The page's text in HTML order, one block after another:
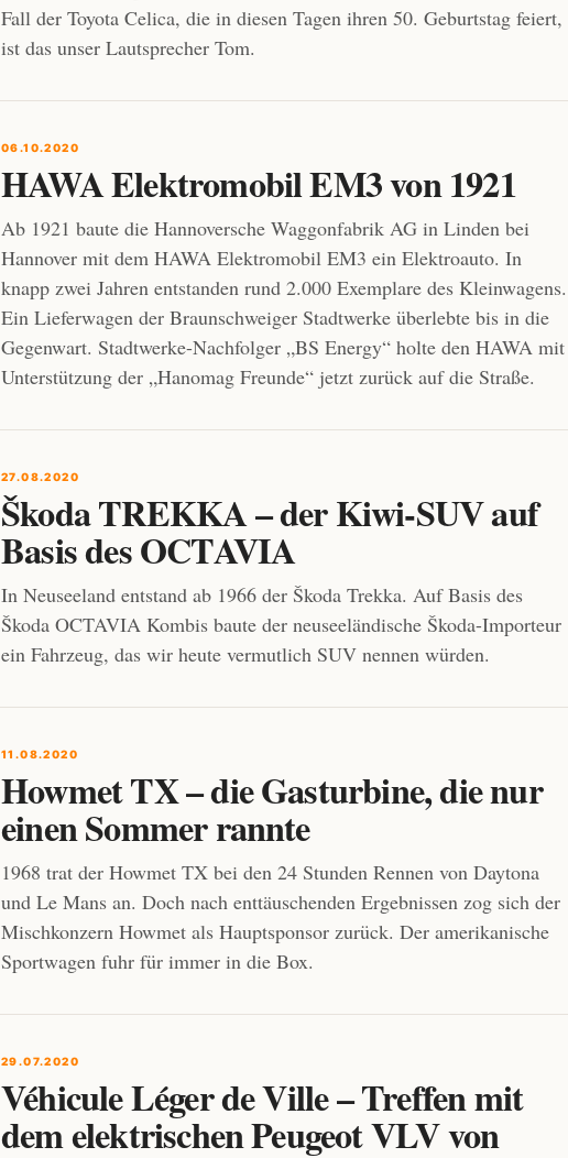
Fall der Toyota Celica, die in diesen Tagen ihren 50. Geburtstag feiert,
ist das unser Lautsprecher Tom.
06.10.2020
HAWA Elektromobil EM3 von 1921
Ab 1921 baute die Hannoversche Waggonfabrik AG in Linden bei
Hannover mit dem HAWA Elektromobil EM3 ein Elektroauto. In
knapp zwei Jahren entstanden rund 2.000 Exemplare des Kleinwagens.
Ein Lieferwagen der Braunschweiger Stadtwerke überlebte bis in die
Gegenwart. Stadtwerke-Nachfolger „BS Energy“ holte den HAWA mit
Unterstützung der „Hanomag Freunde“ jetzt zurück auf die Straße.
27.08.2020
Škoda TREKKA – der Kiwi-SUV auf
Basis des OCTAVIA
In Neuseeland entstand ab 1966 der Škoda Trekka. Auf Basis des
Škoda OCTAVIA Kombis baute der neuseeländische Škoda-Importeur
ein Fahrzeug, das wir heute vermutlich SUV nennen würden.
11.08.2020
Howmet TX – die Gasturbine, die nur
einen Sommer rannte
1968 trat der Howmet TX bei den 24 Stunden Rennen von Daytona
und Le Mans an. Doch nach enttäuschenden Ergebnissen zog sich der
Mischkonzern Howmet als Hauptsponsor zurück. Der amerikanische
Sportwagen fuhr für immer in die Box.
29.07.2020
Véhicule Léger de Ville – Treffen mit
dem elektrischen Peugeot VLV von